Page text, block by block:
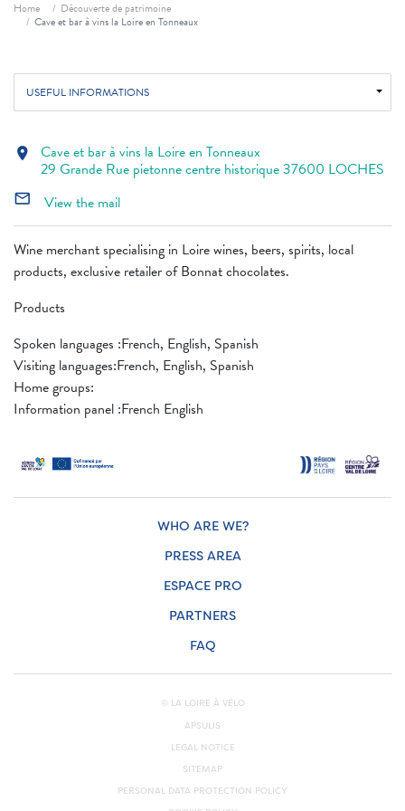
Home
Découverte de patrimoine
Cave et bar à vins la Loire en Tonneaux
USEFUL INFORMATIONS
Wine merchant specialising in Loire wines, beers, spirits, local
products, exclusive retailer of Bonnat chocolates.
Products
Spoken languages ​​:French, English, Spanish
Visiting languages:French, English, Spanish
Home groups:
Information panel :French English
location_on Cave et bar à vins la Loire en Tonneaux
29 Grande Rue pietonne centre historique 37600 LOCHES
mail_outline View the mail
WHO ARE WE?
PRESS AREA
ESPACE PRO
PARTNERS
FAQ
© LA LOIRE À VÉLO
APSULIS
LEGAL NOTICE
SITEMAP
PERSONAL DATA PROTECTION POLICY